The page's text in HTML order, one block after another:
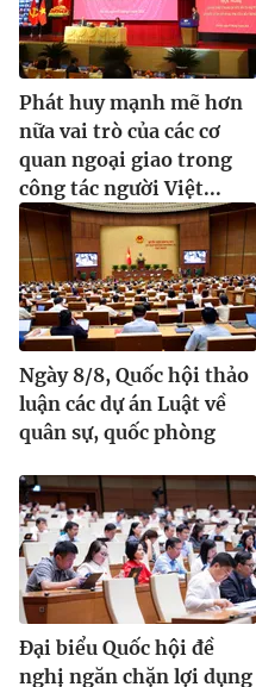
Phát huy mạnh mẽ hơn
nữa vai trò của các cơ
quan ngoại giao trong
công tác người Việt...
Ngày 8/8, Quốc hội thảo
luận các dự án Luật về
quân sự, quốc phòng
Đại biểu Quốc hội đề
nghị ngăn chặn lợi dụng